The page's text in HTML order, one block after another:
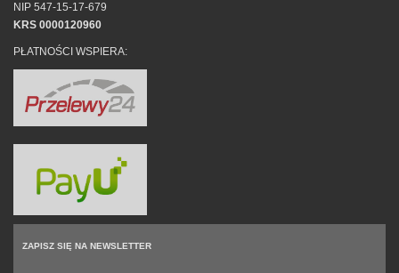
NIP 547-15-17-679
KRS 0000120960
PŁATNOŚCI WSPIERA:
ZAPISZ SIĘ NA NEWSLETTER